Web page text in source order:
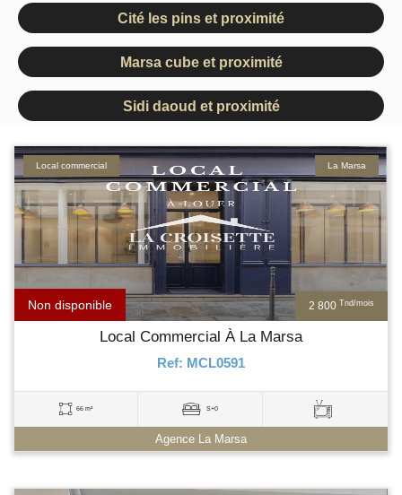
Cité les pins et proximité
Marsa cube et proximité
Sidi daoud et proximité
2 800 Tnd/mois
Non disponible
La Marsa
Local commercial
Local Commercial À La Marsa
Ref: MCL0591
66 m² S+0
Agence La Marsa